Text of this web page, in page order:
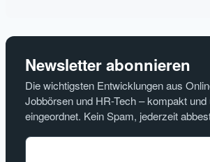
Newsletter abonnieren
Die wichtigsten Entwicklungen aus
Jobbörsen und HR-Tech – kompakt und
eingeordnet. Kein Spam, jederzeit